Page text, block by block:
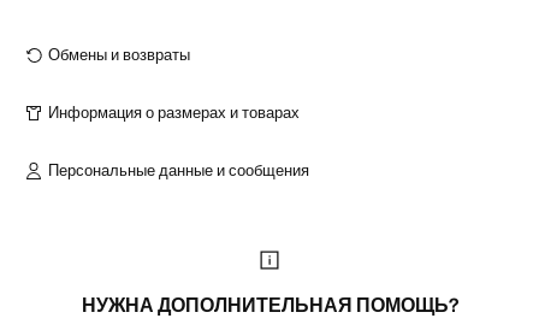
Обмены и возвраты
Информация о размерах и товарах
Персональные данные и сообщения
НУЖНА ДОПОЛНИТЕЛЬНАЯ ПОМОЩЬ?